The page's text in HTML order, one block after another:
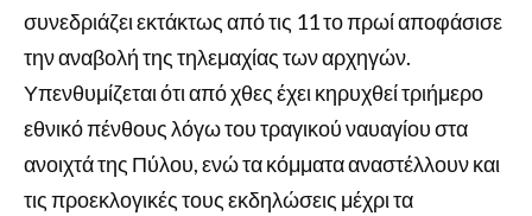
συνεδριάζει εκτάκτως από τις 11 το πρωί αποφάσισε
την αναβολή της τηλεμαχίας των αρχηγών.
Υπενθυμίζεται ότι από χθες έχει κηρυχθεί τριήμερο
εθνικό πένθους λόγω του τραγικού ναυαγίου στα
ανοιχτά της Πύλου, ενώ τα κόμματα αναστέλλουν και
τις προεκλογικές τους εκδηλώσεις μέχρι τα